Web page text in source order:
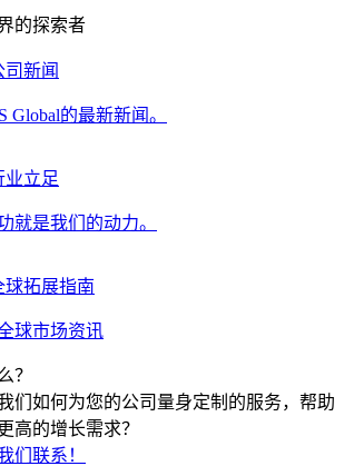
的探索者
司新闻
Global的最新新闻。
业立足
就是我们的动力。
球拓展指南
球市场资讯
？
们如何为您的公司量身定制的服务，帮助
高的增长需求？
们联系！